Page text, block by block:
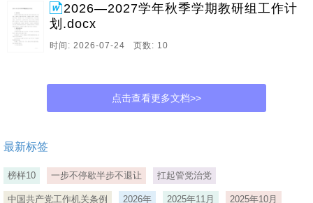
2026—2027学年秋季学期教研组工作计
划.docx
时间: 2026-07-24 页数: 10
点击查看更多文档>>
最新标签
榜样10 一步不停歇半步不退让 扛起管党治党
中国共产党工作机关条例 2026年 2025年11月 2025年10月